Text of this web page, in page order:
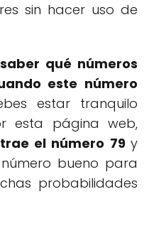
sin hacer uso de
qué números
este número
estar tranquilo
esta página web,
el número 79y
bueno para
probabilidades